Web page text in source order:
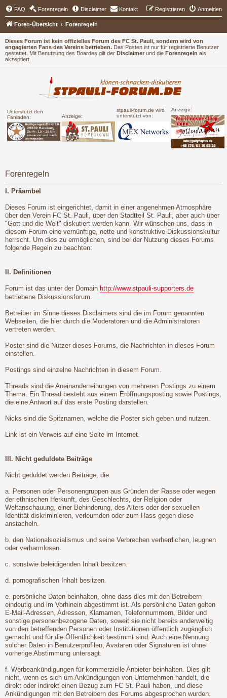
Dieses Forum ist kein offizielles Forum des FC St. Pauli, sondern wird von
engagierten Fans des Vereins betrieben. Das Posten ist nur für registrierte Benutzer
gestattet. Mit Benutzung des Boardes gilt der Disclaimer und die Forenregeln als
akzeptiert.
Unterstützt den
Fanladen:
Anzeige:
stpauli-forum.de wird
unterstützt von:
Anzeige:
FAQ Forenregeln Disclaimer Kontakt Anmelden
Registrieren
Foren-Übersicht Forenregeln
Forenregeln
I. Präambel
Dieses Forum ist eingerichtet, damit in einer angenehmen Atmosphäre
über den Verein FC St. Pauli, über den Stadtteil St. Pauli, aber auch über
"Gott und die Welt" diskutiert werden kann. Wir wünschen uns, dass in
diesem Forum eine vernünftige, nette und konstruktive Diskussionskultur
herrscht. Um dies zu ermöglichen, sind bei der Nutzung dieses Forums
folgende Regeln zu beachten:
II. Definitionen
Forum ist das unter der Domain http://www.stpauli-supporters.de
betriebene Diskussionsforum.
Betreiber im Sinne dieses Disclaimers sind die im Forum genannten
Webseiten, die hier durch die Moderatoren und die Administratoren
vertreten werden.
Poster sind die Nutzer dieses Forums, die Nachrichten in dieses Forum
einstellen.
Postings sind einzelne Nachrichten in diesem Forum.
Threads sind die Aneinanderreihungen von mehreren Postings zu einem
Thema. Ein Thread besteht aus einem Eröffnungsposting sowie Postings,
die eine Antwort auf das erste Posting darstellen.
Nicks sind die Spitznamen, welche die Poster sich geben und nutzen.
Link ist ein Verweis auf eine Seite im Internet.
III. Nicht geduldete Beiträge
Nicht geduldet werden Beiträge, die
a. Personen oder Personengruppen aus Gründen der Rasse oder wegen
der ethnischen Herkunft, des Geschlechts, der Religion oder
Weltanschauung, einer Behinderung, des Alters oder der sexuellen
Identität diskriminieren, verleumden oder zum Hass gegen diese
anstacheln.
b. den Nationalsozialismus und seine Verbrechen verherrlichen, leugnen
oder verharmlosen.
c. sonstwie beleidigenden Inhalt besitzen.
d. pornografischen Inhalt besitzen.
e. persönliche Daten beinhalten, ohne dass dies mit den Betreibern
eindeutig und im Vorhinein abgestimmt ist. Als persönliche Daten gelten
E-Mail-Adressen, Adressen, Klarnamen, Telefonnummern, Bilder und
sonstige personenbezogene Daten, soweit sie nicht bereits anderweitig
von den betreffenden Personen oder Institutionen öffentlich zugänglich
gemacht und für die Öffentlichkeit bestimmt sind. Auch eine Nennung
solcher Daten in Benutzerprofilen, Avataren oder Signaturen ist ohne
vorherige Abstimmung untersagt.
f. Werbeankündigungen für kommerzielle Anbieter beinhalten. Dies gilt
nicht, wenn es sich um Ankündigungen von Unternehmen handelt, die
direkt oder indirekt einen Bezug zum FC St. Pauli haben, und diese
Ankündigungen mit den Betreibern des Forums abgesprochen wurden.